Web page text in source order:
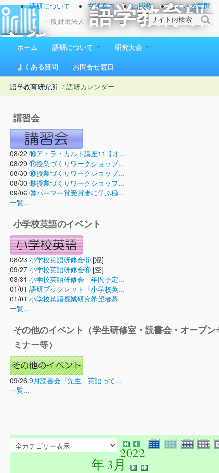
一般財団法人
語学教育研
究所
1923（大正12）年創立
語研について 交通案内 出版物
よくある質問
お問い合わせ
ホーム 語研について
研究大会
よくある質問
お問合せ窓口
語学教育研究所 / 語研カレンダー
講習会
08/22 ⑯ア・ラ・カルト講座11【オ...
08/29 ⑰授業づくりワークショップ...
08/30 ⑱授業づくりワークショップ...
08/30 ⑲授業づくりワークショップ...
09/06 ⑳パーマー賞受賞者に学ぶ極...
一覧...
小学校英語のイベント
08/23 小学校英語研修会⑤ [混]
09/27 小学校英語研修会⑥ [空]
03/31 小学校英語研修会 年間予定...
01/01 語研ブックレット『小学校英...
01/01 小学校英語授業研究希望者募...
一覧...
その他のイベント（学生研修室・読書会・オープン
ミナー等）
09/26 9月読書会『先生、英語って...
一覧...
2022
年 3月